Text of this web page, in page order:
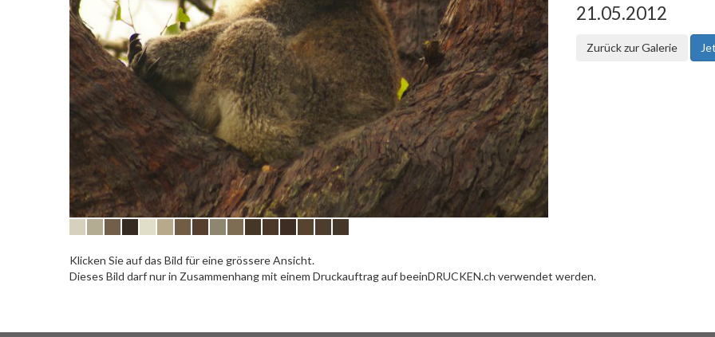
21.05.2012
Zurück zur Galerie
Klicken Sie auf das Bild für eine grössere Ansicht.
Dieses Bild darf nur in Zusammenhang mit einem Druckauftrag auf beeinDRUCKEN.ch verwendet werden.